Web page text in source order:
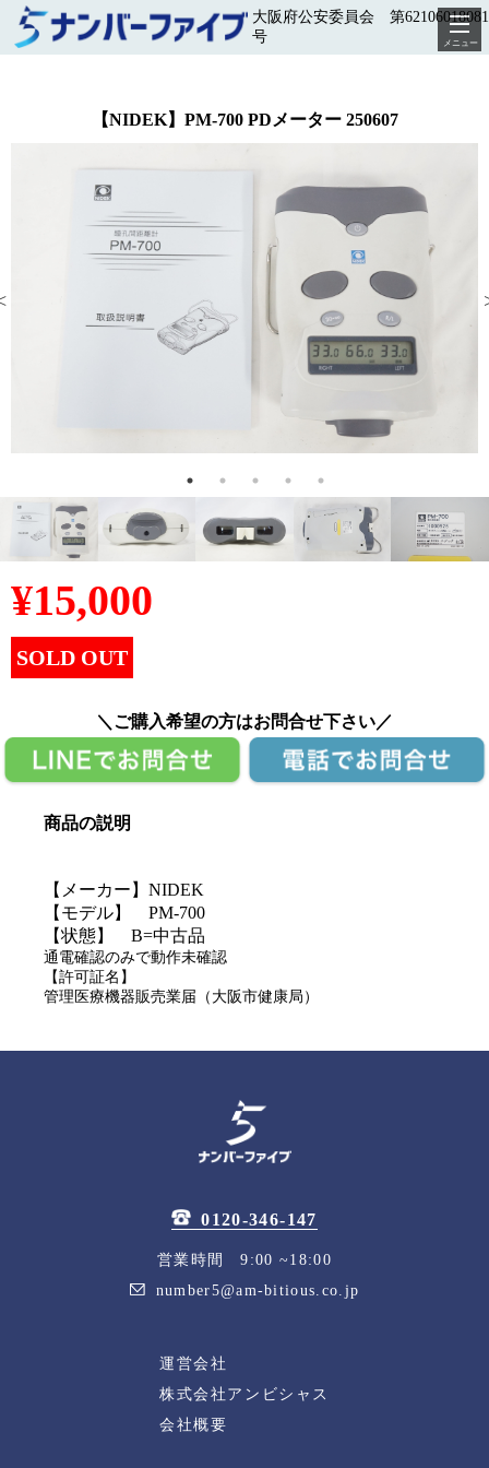
大阪府公安委員会 第
号
メニュー
【NIDEK】PM-700 PDメーター 250607
¥15,000
SOLD OUT
＼ご購入希望の方はお問合せ下さい／
商品の説明
【メーカー】NIDEK
【モデル】 PM-700
【状態】 B=中古品
通電確認のみで動作未確認
【許可証名】
管理医療機器販売業届（大阪市健康局）
0120-346-147
営業時間 9:00 ~18:00
number5@am-bitious.co.jp
運営会社
株式会社アンビシャス
会社概要